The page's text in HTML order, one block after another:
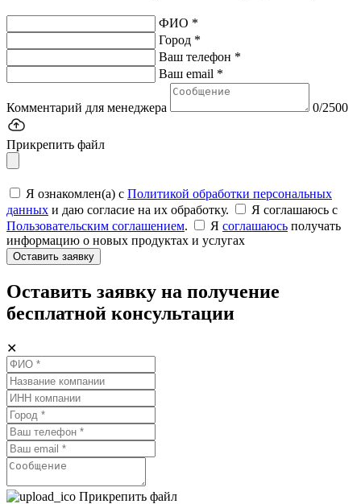
ФИО *
Город *
Ваш телефон *
Ваш email *
Комментарий для менеджера 0/2500
Прикрепить файл
Я ознакомлен(а) с Политикой обработки персональных
данных и даю согласие на их обработку.
Я соглашаюсь c
Пользовательским соглашением. Я соглашаюсь получать
информацию о новых продуктах и услугах
Оставить заявку
Оставить заявку на получение
бесплатной консультации
✕
Прикрепить файл